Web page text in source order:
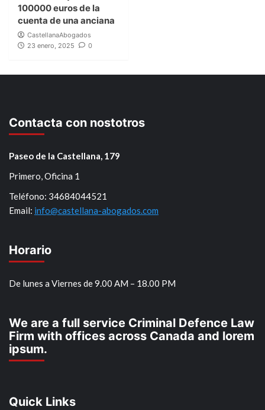
100000 euros de la
cuenta de una anciana
CastellanaAbogados
23 enero, 2025
0
Contacta con nostotros
Paseo de la Castellana, 179
Primero, Oficina 1
Teléfono: 34684044521
Email: info@castellana-abogados.com
Horario
De lunes a Viernes de 9.00 AM – 18.00 PM
We are a full service Criminal Defence Law
Firm with offices across Canada and lorem
ipsum.
Quick Links